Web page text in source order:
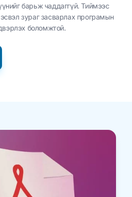
барьж чаддаггүй. Тиймээс
зураг засварлах програмын
боломжтой.